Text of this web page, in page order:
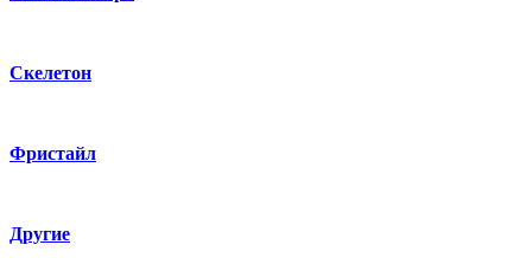
Скелетон
Фристайл
Другие